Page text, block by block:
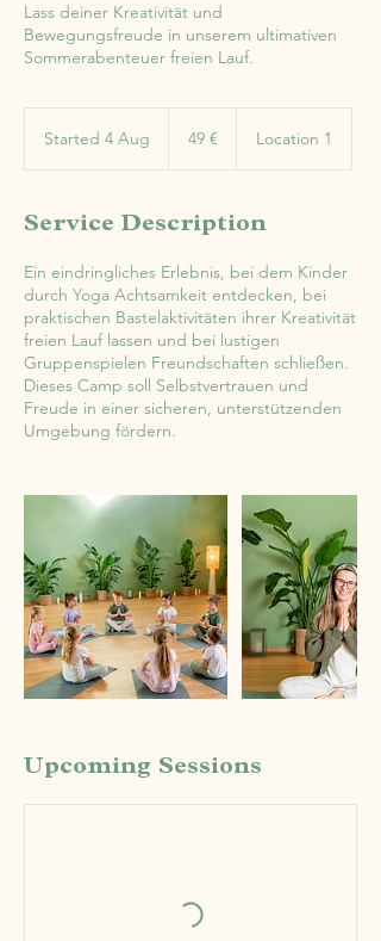
Lass deiner Kreativität und
Bewegungsfreude in unserem ultimativen
Sommerabenteuer freien Lauf.
Started 4 Aug
t
d
4
A
u
g
49 € Location 1
Service Description
Ein eindringliches Erlebnis, bei dem Kinder
durch Yoga Achtsamkeit entdecken, bei
praktischen Bastelaktivitäten ihrer Kreativität
freien Lauf lassen und bei lustigen
Gruppenspielen Freundschaften schließen.
Dieses Camp soll Selbstvertrauen und
Freude in einer sicheren, unterstützenden
Umgebung fördern.
Upcoming Sessions